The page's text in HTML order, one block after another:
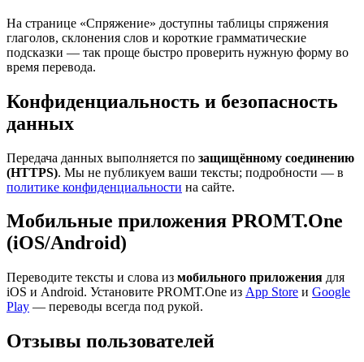
На странице «Спряжение» доступны таблицы спряжения
глаголов, склонения слов и короткие грамматические
подсказки — так проще быстро проверить нужную форму во
время перевода.
Конфиденциальность и безопасность
данных
Передача данных выполняется по защищённому соединению
(HTTPS). Мы не публикуем ваши тексты; подробности — в
политике конфиденциальности на сайте.
Мобильные приложения PROMT.One
(iOS/Android)
Переводите тексты и слова из мобильного приложения для
iOS и Android. Установите PROMT.One из App Store и Google
Play — переводы всегда под рукой.
Отзывы пользователей